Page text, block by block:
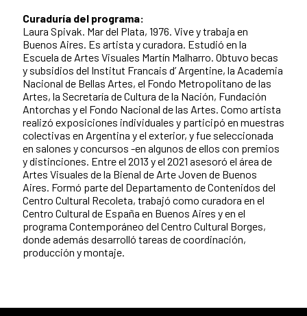
Curaduría del programa:
Laura Spivak. Mar del Plata, 1976. Vive y trabaja en
Buenos Aires. Es artista y curadora. Estudió en la
Escuela de Artes Visuales Martín Malharro. Obtuvo becas
y subsidios del Institut Francais d’ Argentine, la Academia
Nacional de Bellas Artes, el Fondo Metropolitano de las
Artes, la Secretaría de Cultura de la Nación, Fundación
Antorchas y el Fondo Nacional de las Artes. Como artista
realizó exposiciones individuales y participó en muestras
colectivas en Argentina y el exterior, y fue seleccionada
en salones y concursos -en algunos de ellos con premios
y distinciones. Entre el 2013 y el 2021 asesoró el área de
Artes Visuales de la Bienal de Arte Joven de Buenos
Aires. Formó parte del Departamento de Contenidos del
Centro Cultural Recoleta, trabajó como curadora en el
Centro Cultural de España en Buenos Aires y en el
programa Contemporáneo del Centro Cultural Borges,
donde además desarrolló tareas de coordinación,
producción y montaje.